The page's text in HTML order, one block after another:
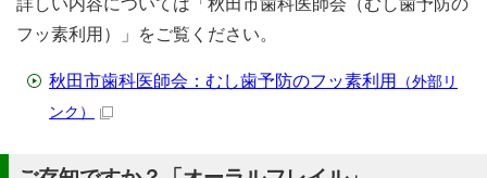
詳しい内容については「秋田市歯科医師会（むし歯予防の
フッ素利用）」をご覧ください。
秋田市歯科医師会：むし歯予防のフッ素利用
（外部リ
ンク）